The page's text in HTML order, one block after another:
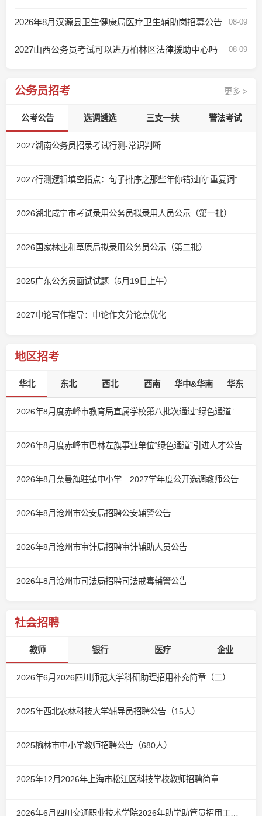
2026年8月汉源县卫生健康局医疗卫生辅助岗招募公告 08-09
2027山西公务员考试可以进万柏林区法律援助中心吗 08-09
公务员招考 更多 >
公考公告 选调遴选 三支一扶 警法考试
2027湖南公务员招录考试行测-常识判断
2027行测逻辑填空指点：句子排序之那些年你错过的“重复词”
2026湖北咸宁市考试录用公务员拟录用人员公示（第一批）
2026国家林业和草原局拟录用公务员公示（第二批）
2025广东公务员面试试题（5月19日上午）
2027申论写作指导：申论作文分论点优化
地区招考
华北 东北 西北 西南 华中&华南 华东
2026年8月度赤峰市巴林左旗事业单位“绿色通道”引进人才公告
2026年8月奈曼旗驻镇中小学—2027学年度公开选调教师公告
2026年8月沧州市公安局招聘公安辅警公告
2026年8月沧州市审计局招聘审计辅助人员公告
2026年8月沧州市司法局招聘司法戒毒辅警公告
社会招聘
教师 银行 医疗 企业
2026年6月2026四川师范大学科研助理招用补充简章（二）
2025年西北农林科技大学辅导员招聘公告（15人）
2025榆林市中小学教师招聘公告（680人）
2025年12月2026年上海市松江区科技学校教师招聘简章